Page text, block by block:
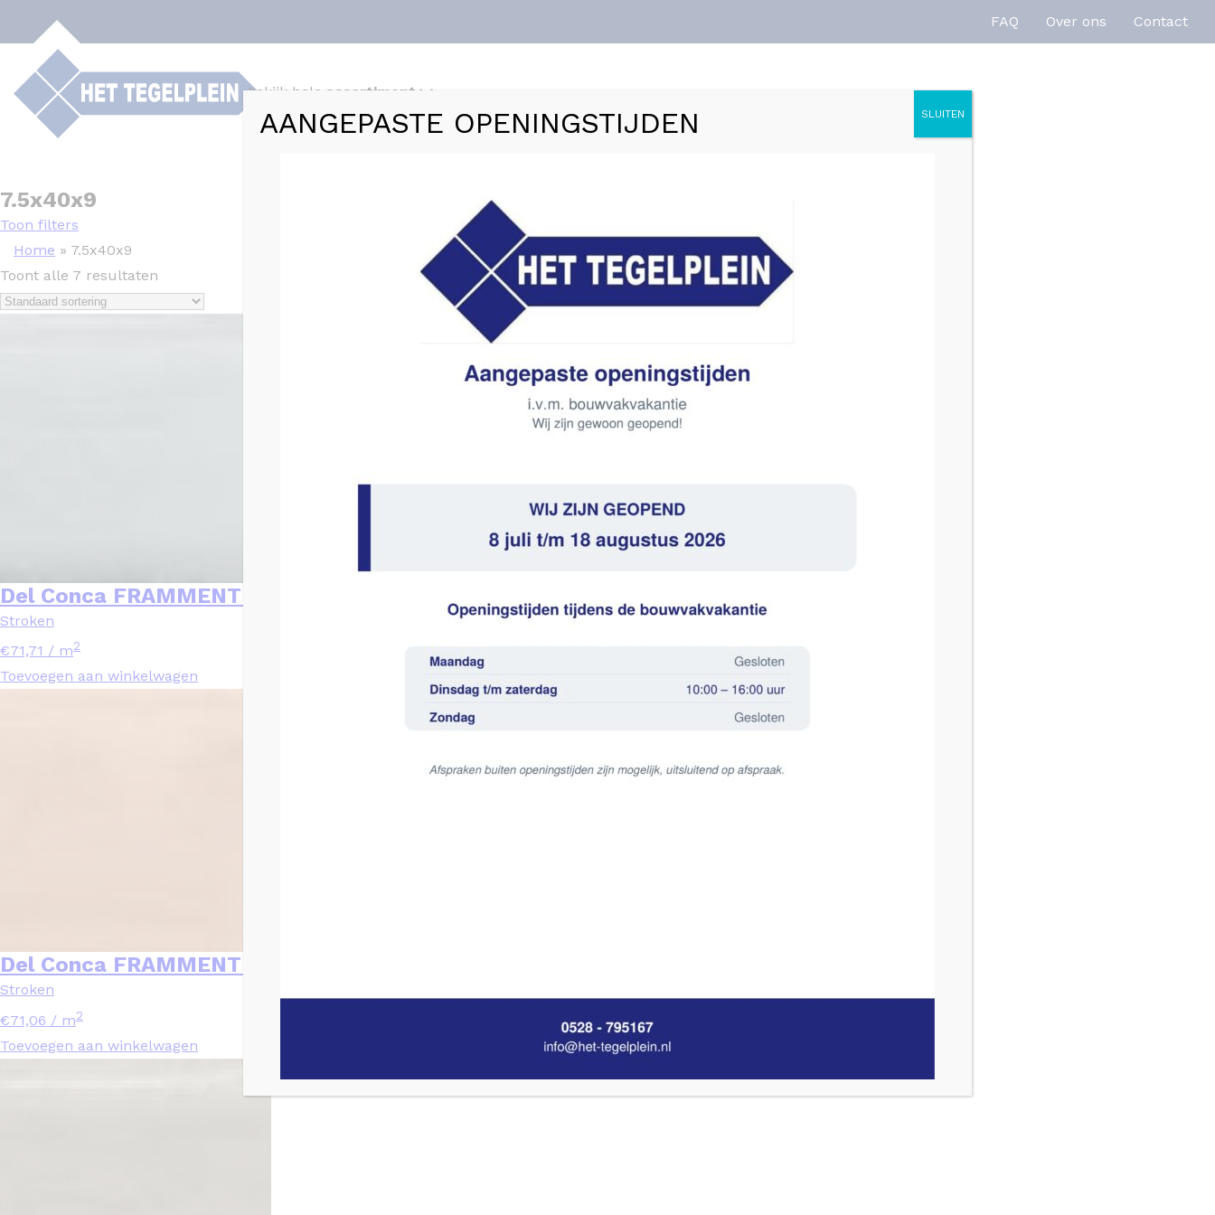
FAQ Over ons Contact
Bekijk hele assortiment
7.5x40x9
Toon filters
Home » 7.5x40x9
Toont alle 7 resultaten
Del Conca FRAMMENTI AZURRO Blauw glans – 7.5×40
Stroken
€71,71 / m2
Toevoegen aan winkelwagen
Del Conca FRAMMENTI Bruin glans – 7.5×40
Stroken
€71,06 / m2
Toevoegen aan winkelwagen
AANGEPASTE OPENINGSTIJDEN SLUITEN